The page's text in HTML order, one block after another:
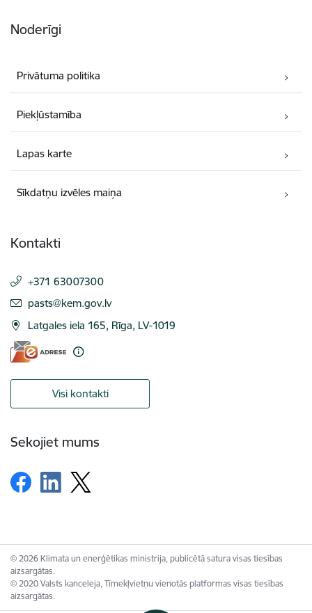
Noderīgi
Privātuma politika
Piekļūstamība
Lapas karte
Sīkdatņu izvēles maiņa
Kontakti
+371 63007300
E-pasts:
pasts@kem.gov.lv
Latgales iela 165, Rīga, LV-1019
Visi kontakti
Sekojiet mums
© 2026 Klimata un enerģētikas ministrija, publicētā satura visas tiesības
aizsargātas.
© 2020 Valsts kanceleja, Tīmekļvietņu vienotās platformas visas tiesības
aizsargātas.